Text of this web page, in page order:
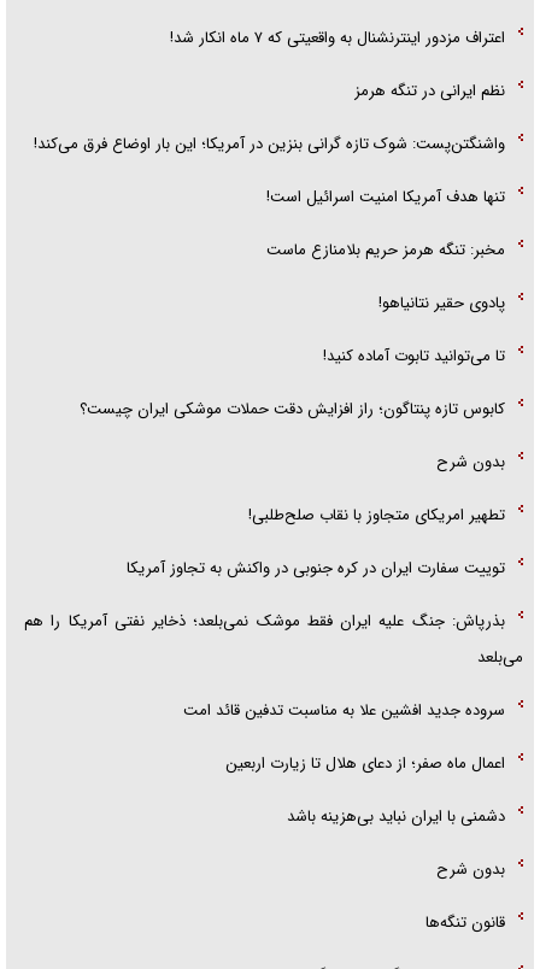
اعتراف مزدور اینترنشنال به واقعیتی که ۷ ماه انکار شد!
نظم ایرانی در تنگه هرمز
واشنگتن‌پست: شوک تازه گرانی بنزین در آمریکا؛ این بار اوضاع فرق می‌کند!
تنها هدف آمریکا امنیت اسرائیل است!
مخبر: تنگه هرمز حریم بلامنازع ماست
پادوی حقیر نتانیاهو!
تا می‌توانید تابوت آماده کنید!
کابوس تازه پنتاگون؛ راز افزایش دقت حملات موشکی ایران چیست؟
بدون شرح
تطهیر امریکای متجاوز با نقاب صلح‌طلبی!
توییت سفارت ایران در کره جنوبی در واکنش به تجاوز آمریکا
بذرپاش: ‏جنگ علیه ایران فقط موشک نمی‌بلعد؛ ذخایر نفتی آمریکا را هم
می‌بلعد
سروده جدید افشین علا به مناسبت تدفین قائد امت
اعمال ماه صفر؛ از دعای هلال تا زیارت اربعین
دشمنی با ایران نباید بی‌هزینه باشد
بدون شرح
قانون تنگه‌ها